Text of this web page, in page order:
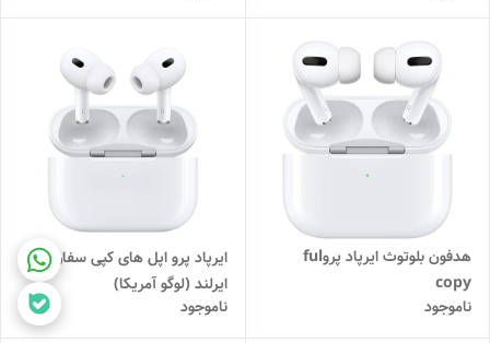
هدفون بلوتوث ایرپاد پروful
copy
ناموجود
ایرپاد پرو اپل های کپی سفارش
ایرلند (لوگو آمریکا)
ناموجود